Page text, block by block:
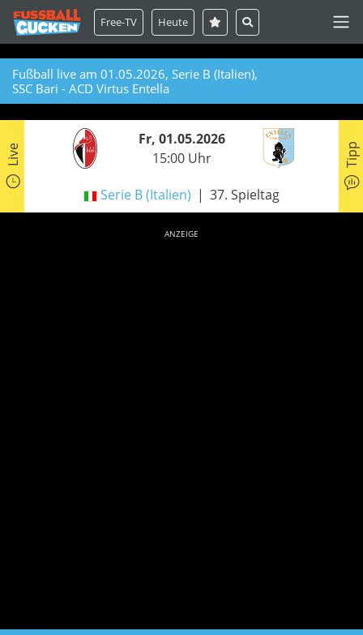
Free-TV Heute
Fußball live am 01.05.2026, Serie B (Italien),
SSC Bari - ACD Virtus Entella
Live
Fr, 01.05.2026
15:00 Uhr
Serie B (Italien) 37. Spieltag
Tipp
ANZEIGE